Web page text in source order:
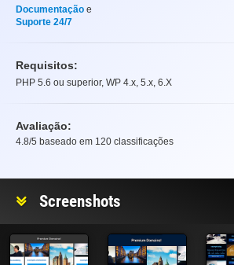
Documentação e
Suporte 24/7
Requisitos:
PHP 5.6 ou superior, WP 4.x, 5.x, 6.X
Avaliação:
4.8/5 baseado em 120 classificações
Screenshots